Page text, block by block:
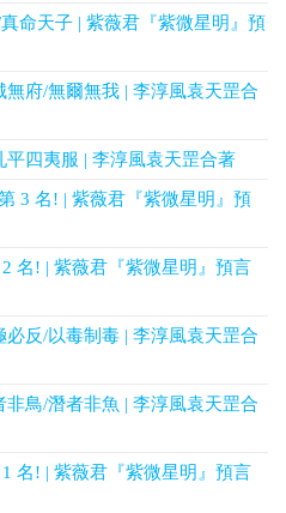
命天子 | 紫薇君『紫微星明』預
府/無爾無我 | 李淳風袁天罡合
四夷服 | 李淳風袁天罡合著
3 名! | 紫薇君『紫微星明』預
名! | 紫薇君『紫微星明』預言
反/以毒制毒 | 李淳風袁天罡合
鳥/潛者非魚 | 李淳風袁天罡合
名! | 紫薇君『紫微星明』預言